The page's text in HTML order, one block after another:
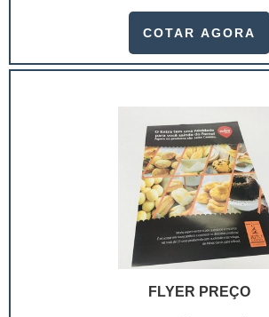
rápida. Existem diversas peças
para lanches delivery pode
alimentício, farmacêutico e cosmético.
COTAR AGORA
FLYER PREÇO